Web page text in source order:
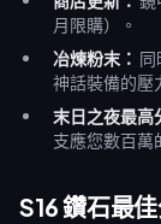
月限購）。
冶煉粉末： 同
神話裝備的壓
末日之夜最高
支應您數百萬
S16 鑽石最